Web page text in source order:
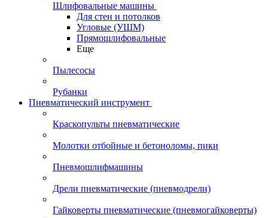
Шлифовальные машины
Для стен и потолков
Угловые (УШМ)
Прямошлифовальные
Еще
Пылесосы
Рубанки
Пневматический инструмент
Краскопульты пневматические
Молотки отбойные и бетоноломы, пики
Пневмошлифмашины
Дрели пневматические (пневмодрели)
Гайковерты пневматические (пневмогайковерты)